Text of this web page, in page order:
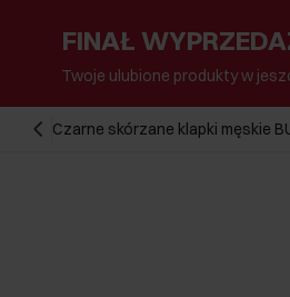
FINAŁ
Twoje ulubione produkty w
Czarne skórzane klapki męskie